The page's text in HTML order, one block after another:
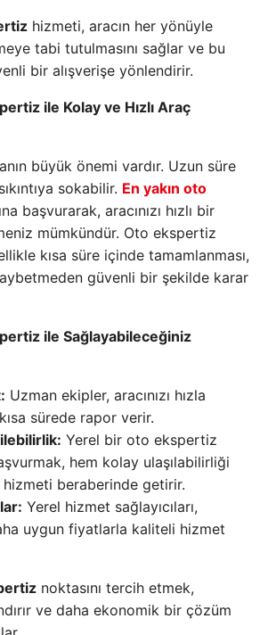
hizmeti, aracın her yönüyle
tabi tutulmasını sağlar ve bu
bir alışverişe yönlendirir.
ile Kolay ve Hızlı Araç
büyük önemi vardır. Uzun süre
sokabilir. En yakın oto
başvurarak, aracınızı hızlı bir
mümkündür. Oto ekspertiz
kısa süre içinde tamamlanması,
güvenli bir şekilde karar
ile Sağlayabileceğiniz
Uzman ekipler, aracınızı hızla
sürede rapor verir.
Yerel bir oto ekspertiz
hem kolay ulaşılabilirliği
hizmeti beraberinde getirir.
Yerel hizmet sağlayıcıları,
uygun fiyatlarla kaliteli hizmet
noktasını tercih etmek,
ve daha ekonomik bir çözüm